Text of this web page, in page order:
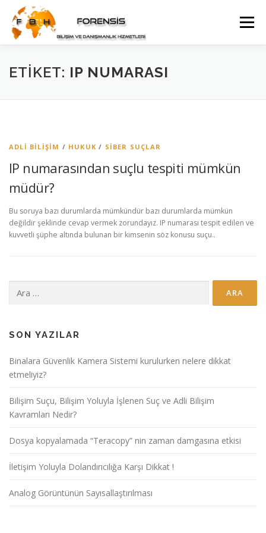
İçeriğe
Menü
WEB YÖNETIMI DANIŞMANLIĞI
ETIKET: IP NUMARASI
ADLI BILIŞIM / HUKUK / SIBER SUÇLAR
IP numarasından suçlu tespiti mümkün
müdür?
Bu soruya bazı durumlarda mümkündür bazı durumlarda mümkün
değildir şeklinde cevap vermek zorundayız. IP numarası tespit edilen ve
kuvvetli şüphe altında bulunan bir kimsenin söz konusu suçu..
SON YAZILAR
Binalara Güvenlik Kamera Sistemi kurulurken nelere dikkat
etmeliyiz?
Bilişim Suçu, Bilişim Yoluyla İşlenen Suç ve Adli Bilişim
Kavramları Nedir?
Dosya kopyalamada “Teracopy” nin zaman damgasına etkisi
İletişim Yoluyla Dolandırıcılığa Karşı Dikkat !
Analog Görüntünün Sayısallaştırılması